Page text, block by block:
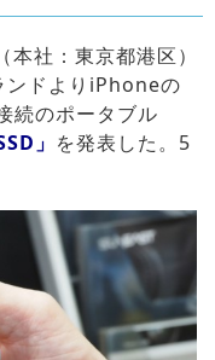
社：東京都港区）
ンドよりiPhoneの
続のポータブル
」 を発表した。5